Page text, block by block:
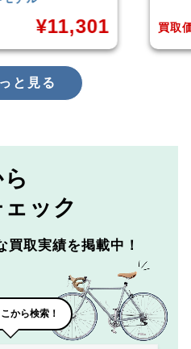
¥42,000
買取
と見る
ック
買取実績を掲載中！
から検索！